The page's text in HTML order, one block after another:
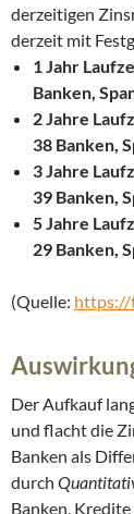
derzeitigen
derzeit mit
1 Jahr
Banken,
2 Jahre
38 Banken,
3 Jahre
39 Banken,
5 Jahre
29 Banken,
(Quelle: https://
Der Aufkauf
und flacht die
Banken als
durch
Banken, Kredite